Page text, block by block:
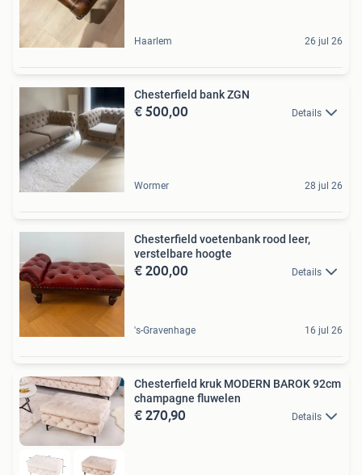
Haarlem 26 jul 26
Chesterfield bank ZGN
€ 500,00 Details
Wormer 28 jul 26
Chesterfield voetenbank rood leer,
verstelbare hoogte
€ 200,00 Details
's-Gravenhage 16 jul 26
Chesterfield kruk MODERN BAROK 92cm
champagne fluwelen
€ 270,90 Details